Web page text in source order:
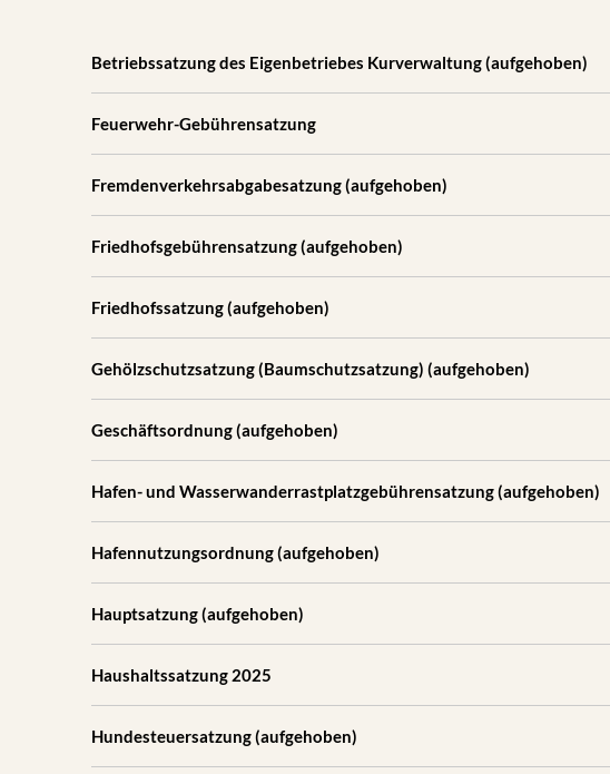
Betriebssatzung des Eigenbetriebes Kurverwaltung (aufgehoben)
Feuerwehr-Gebührensatzung
Fremdenverkehrsabgabesatzung (aufgehoben)
Friedhofsgebührensatzung (aufgehoben)
Friedhofssatzung (aufgehoben)
Gehölzschutzsatzung (Baumschutzsatzung) (aufgehoben)
Geschäftsordnung (aufgehoben)
Hafen- und Wasserwanderrastplatzgebührensatzung (aufgehoben)
Hafennutzungsordnung (aufgehoben)
Hauptsatzung (aufgehoben)
Haushaltssatzung 2025
Hundesteuersatzung (aufgehoben)